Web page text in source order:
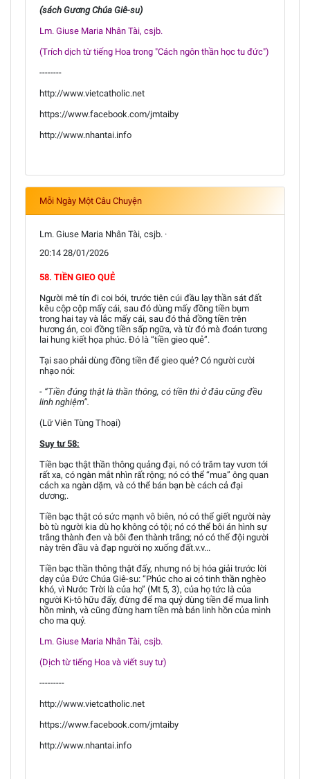
(sách Gương Chúa Giê-su)
Lm. Giuse Maria Nhân Tài, csjb.
(Trích dịch từ tiếng Hoa trong "Cách ngôn thần học tu đức")
--------
http://www.vietcatholic.net
https://www.facebook.com/jmtaiby
http://www.nhantai.info
Mỗi Ngày Một Câu Chuyện
Lm. Giuse Maria Nhân Tài, csjb. ·
20:14 28/01/2026
58. TIỀN GIEO QUẺ
Người mê tín đi coi bói, trước tiên cúi đầu lạy thần sát đất
kêu cộp cộp mấy cái, sau đó dùng mấy đồng tiền bụm
trong hai tay và lắc mấy cái, sau đó thả đồng tiền trên
hương án, coi đồng tiền sấp ngữa, và từ đó mà đoán tương
lai hung kiết họa phúc. Đó là “tiền gieo quẻ”.
Tại sao phải dùng đồng tiền để gieo quẻ? Có người cười
nhạo nói:
- “Tiền đúng thật là thần thông, có tiền thì ở đâu cũng đều
linh nghiệm”.
(Lữ Viên Tùng Thoại)
Suy tư 58:
Tiền bạc thật thần thông quảng đại, nó có trăm tay vươn tới
rất xa, có ngàn mắt nhìn rất rộng; nó có thể “mua” ông quan
cách xa ngàn dặm, và có thể bán bạn bè cách cả đại
dương;.
Tiền bạc thật có sức mạnh vô biên, nó có thể giết người này
bò tù người kia dù họ không có tội; nó có thể bôi án hình sự
trắng thành đen và bôi đen thành trắng; nó có thể đội người
này trên đầu và đạp người nọ xuống đất.v.v...
Tiền bạc thần thông thật đấy, nhưng nó bị hóa giải trước lời
dạy của Đức Chúa Giê-su: “Phúc cho ai có tinh thần nghèo
khó, vì Nước Trời là của họ” (Mt 5, 3), của họ tức là của
người Ki-tô hữu đấy, đừng để ma quỷ dùng tiền để mua linh
hồn mình, và cũng đừng ham tiền mà bán linh hồn của mình
cho ma quỷ.
Lm. Giuse Maria Nhân Tài, csjb.
(Dịch từ tiếng Hoa và viết suy tư)
---------
http://www.vietcatholic.net
https://www.facebook.com/jmtaiby
http://www.nhantai.info